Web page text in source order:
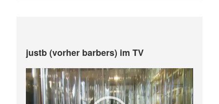
justb (vorher barbers) im TV
Video-
Player